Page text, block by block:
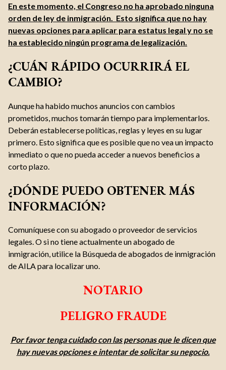
En este momento, el Congreso no ha aprobado ninguna
orden de ley de inmigración. Esto significa que no hay
nuevas opciones para aplicar para estatus legal y no se
ha establecido ningún programa de legalización.
¿CUÁN RÁPIDO OCURRIRÁ EL
CAMBIO?
Aunque ha habido muchos anuncios con cambios
prometidos, muchos tomarán tiempo para implementarlos.
Deberán establecerse políticas, reglas y leyes en su lugar
primero. Esto significa que es posible que no vea un impacto
inmediato o que no pueda acceder a nuevos beneficios a
corto plazo.
¿DÓNDE PUEDO OBTENER MÁS
INFORMACIÓN?
Comuníquese con su abogado o proveedor de servicios
legales. O si no tiene actualmente un abogado de
inmigración, utilice la Búsqueda de abogados de inmigración
de AILA para localizar uno.
NOTARIO
PELIGRO FRAUDE
Por favor tenga cuidado con las personas que le dicen que
hay nuevas opciones e intentar de solicitar su negocio.